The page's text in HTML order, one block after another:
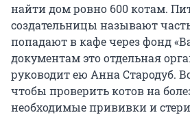
найти дом ровно 600 котам.
создательницы называют
попадают в кафе через фонд
документам это отдельная
руководит ею Анна Стародуб.
чтобы проверить котов на
необходимые прививки и